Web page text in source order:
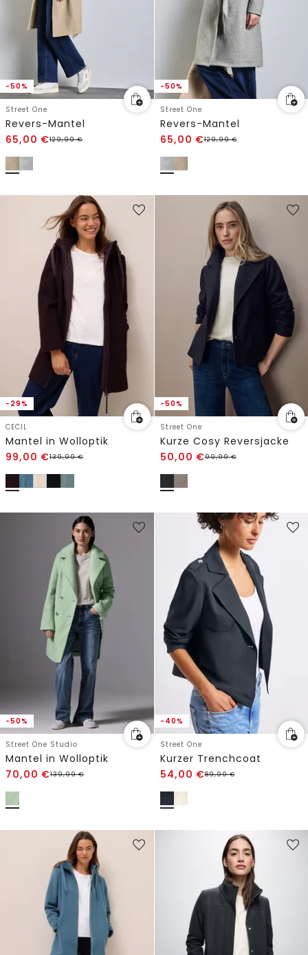
-50%
Street One
Revers-Mantel
65,00 €129,99€
-50%
Street One
Revers-Mantel
65,00 €129,99€
-29%
CECIL
Mantel in Wolloptik
99,00 €139,99€
-50%
Street One
Kurze Cosy Reversjacke
50,00 €99,99€
-50%
Street One Studio
Mantel in Wolloptik
70,00 €139,99€
-40%
Street One
Kurzer Trenchcoat
54,00 €89,99€